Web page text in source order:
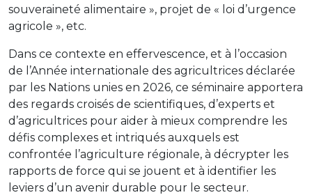
souveraineté alimentaire », projet de « loi d’urgence
agricole », etc.
Dans ce contexte en effervescence, et à l’occasion
de l’Année internationale des agricultrices déclarée
par les Nations unies en 2026, ce séminaire apportera
des regards croisés de scientifiques, d’experts et
d’agricultrices pour aider à mieux comprendre les
défis complexes et intriqués auxquels est
confrontée l’agriculture régionale, à décrypter les
rapports de force qui se jouent et à identifier les
leviers d’un avenir durable pour le secteur.